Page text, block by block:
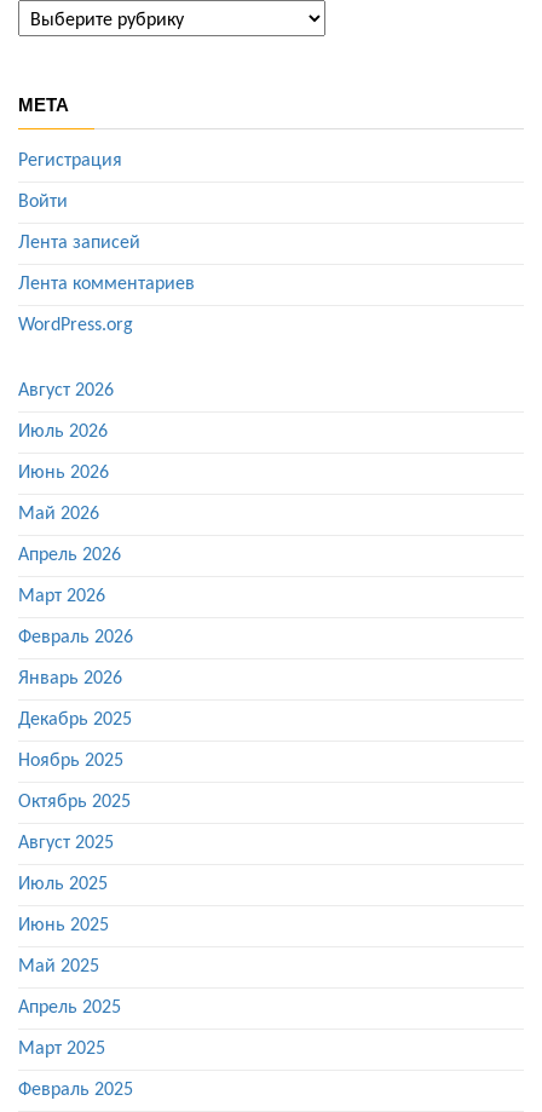
ГАЛЕРЕИ
МЕТА
Регистрация
Войти
Лента записей
Лента комментариев
WordPress.org
Август 2026
Июль 2026
Июнь 2026
Май 2026
Апрель 2026
Март 2026
Февраль 2026
Январь 2026
Декабрь 2025
Ноябрь 2025
Октябрь 2025
Август 2025
Июль 2025
Июнь 2025
Май 2025
Апрель 2025
Март 2025
Февраль 2025